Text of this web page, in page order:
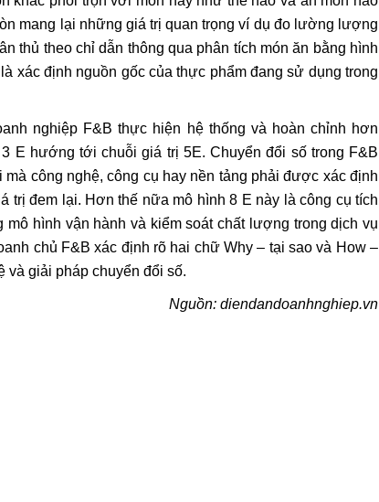
mang lại những giá trị quan trọng ví dụ đo lường lượng
thủ theo chỉ dẫn thông qua phân tích món ăn bằng hình
xác định nguồn gốc của thực phẩm đang sử dụng trong
nghiệp F&B thực hiện hệ thống và hoàn chỉnh hơn
E hướng tới chuỗi giá trị 5E. Chuyển đổi số trong F&B
công nghệ, công cụ hay nền tảng phải được xác định
trị đem lại. Hơn thế nữa mô hình 8 E này là công cụ tích
hình vận hành và kiểm soát chất lượng trong dịch vụ
chủ F&B xác định rõ hai chữ Why – tại sao và How –
và giải pháp chuyển đổi số.
Nguồn: diendandoanhnghiep.vn